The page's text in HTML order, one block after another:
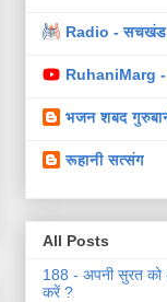
Radio - सचखंड
RuhaniMarg
भजन शबद
रूहानी सत्संग
All Posts
188 - अपनी सुरत को
करें ?